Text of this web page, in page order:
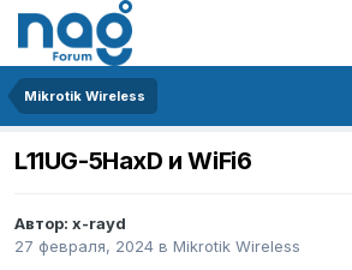
Mikrotik Wireless
L11UG-5HaxD и WiFi6
Автор: x-rayd
27 февраля, 2024 в Mikrotik Wireless